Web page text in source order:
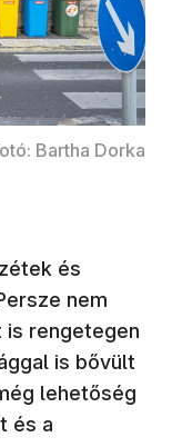
Bartha Dorka
és
nem
rengetegen
is bővült
lehetőség
és a